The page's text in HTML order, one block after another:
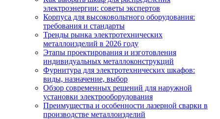
электроэнергии: советы экспертов
Корпуса для высоковольтного оборудования:
требования и стандарты
Тренды рынка электротехнических
металлоизделий в 2026 году
Этапы проектирования и изготовления
индивидуальных металлоконструкций
Фурнитура для электротехнических шкафов:
виды, назначение, выбор
Обзор современных решений для наружной
установки электрооборудования
Преимущества и особенности лазерной сварки в
производстве металлоизделий